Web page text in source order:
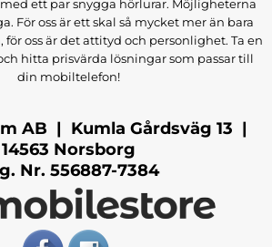
ett par snygga hörlurar. Möjligheterna
För oss är ett skal så mycket mer än bara
oss är det attityd och personlighet. Ta en
hitta prisvärda lösningar som passar till
din mobiltelefon!
AB | Kumla Gårdsväg 13 |
14563 Norsborg
Nr. 556887-7384